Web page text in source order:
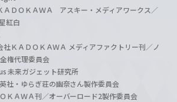
ＤＯＫＡＷＡ アスキー・メディアワークス／
紅白
ＫＡＤＯＫＡＷＡ メディアファクトリー刊／ノ
権代理委員会
未来ガジェット研究所
社・ゆらぎ荘の幽奈さん製作委員会
ＫＡＷＡ刊／オーバーロード2製作委員会